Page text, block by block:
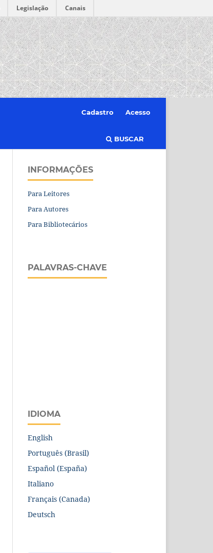
Legislação Canais
BUSCAR
Cadastro Acesso
INFORMAÇÕES
Para Leitores
Para Autores
Para Bibliotecários
PALAVRAS-CHAVE
IDIOMA
English
Português (Brasil)
Español (España)
Italiano
Français (Canada)
Deutsch